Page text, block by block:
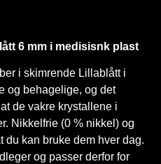
6 mm i medisisnk plast
i skimrende Lillablått i
og behagelige, og det
de vakre krystallene i
Nikkelfrie (0 % nikkel) og
du kan bruke dem hver dag.
og passer derfor for